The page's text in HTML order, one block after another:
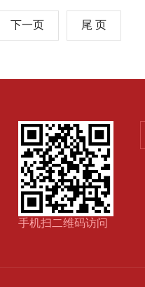
下一页 尾 页
手机扫二维码访问